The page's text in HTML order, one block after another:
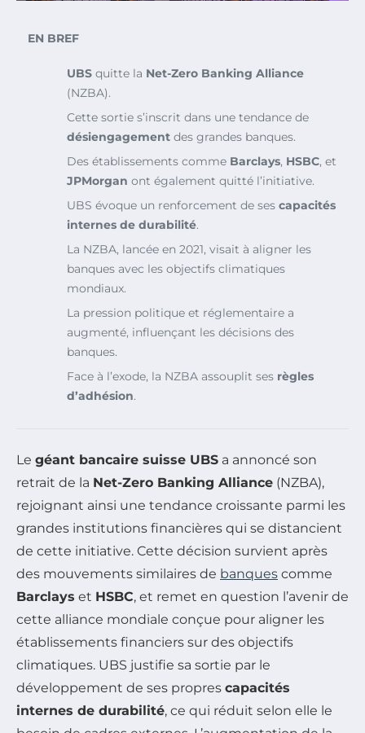
EN BREF
UBS quitte la Net-Zero Banking Alliance
(NZBA).
Cette sortie s’inscrit dans une tendance de
désiengagement des grandes banques.
Des établissements comme Barclays, HSBC, et
JPMorgan ont également quitté l’initiative.
UBS évoque un renforcement de ses capacités
internes de durabilité.
La NZBA, lancée en 2021, visait à aligner les
banques avec les objectifs climatiques
mondiaux.
La pression politique et réglementaire a
augmenté, influençant les décisions des
banques.
Face à l’exode, la NZBA assouplit ses règles
d’adhésion.
Le géant bancaire suisse UBS a annoncé son
retrait de la Net-Zero Banking Alliance (NZBA),
rejoignant ainsi une tendance croissante parmi les
grandes institutions financières qui se distancient
de cette initiative. Cette décision survient après
des mouvements similaires de banques comme
Barclays et HSBC, et remet en question l’avenir de
cette alliance mondiale conçue pour aligner les
établissements financiers sur des objectifs
climatiques. UBS justifie sa sortie par le
développement de ses propres capacités
internes de durabilité, ce qui réduit selon elle le